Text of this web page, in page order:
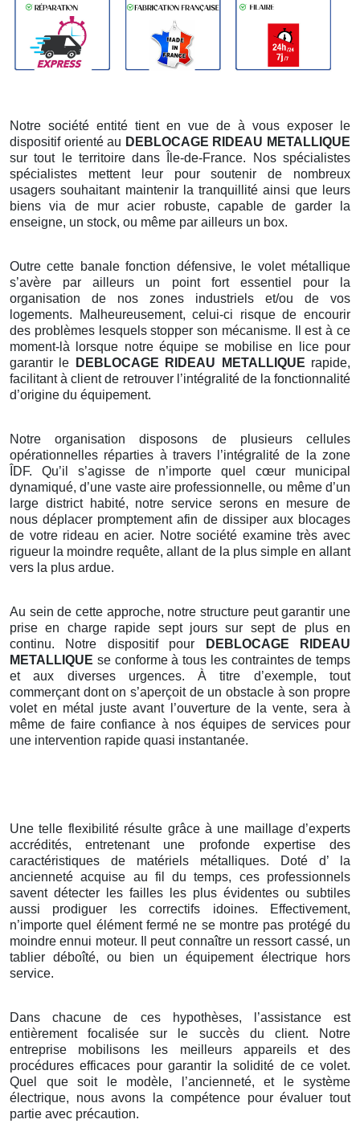
Notre société entité tient en vue de à vous exposer le
dispositif orienté au DEBLOCAGE RIDEAU METALLIQUE
sur tout le territoire dans Île-de-France. Nos spécialistes
spécialistes mettent leur pour soutenir de nombreux
usagers souhaitant maintenir la tranquillité ainsi que leurs
biens via de mur acier robuste, capable de garder la
enseigne, un stock, ou même par ailleurs un box.
Outre cette banale fonction défensive, le volet métallique
s’avère par ailleurs un point fort essentiel pour la
organisation de nos zones industriels et/ou de vos
logements. Malheureusement, celui-ci risque de encourir
des problèmes lesquels stopper son mécanisme. Il est à ce
moment-là lorsque notre équipe se mobilise en lice pour
garantir le
DEBLOCAGE RIDEAU METALLIQUE rapide,
facilitant à client de retrouver l’intégralité de la fonctionnalité
d’origine du équipement.
Notre organisation disposons de plusieurs cellules
opérationnelles réparties à travers l’intégralité de la zone
ÎDF. Qu’il s’agisse de n’importe quel cœur municipal
dynamiqué, d’une vaste aire professionnelle, ou même d’un
large district habité, notre service serons en mesure de
nous déplacer promptement afin de dissiper aux blocages
de votre rideau en acier. Notre société examine très avec
rigueur la moindre requête, allant de la plus simple en allant
vers la plus ardue.
Au sein de cette approche, notre structure peut garantir une
prise en charge rapide sept jours sur sept de plus en
continu. Notre dispositif pour
DEBLOCAGE RIDEAU
METALLIQUE se conforme à tous les contraintes de temps
et aux diverses urgences. À titre d’exemple, tout
commerçant dont on s’aperçoit de un obstacle à son propre
volet en métal juste avant l’ouverture de la vente, sera à
même de faire confiance à nos équipes de services pour
une intervention rapide quasi instantanée.
Une telle flexibilité résulte grâce à une maillage d’experts
accrédités, entretenant une profonde expertise des
caractéristiques de matériels métalliques. Doté d’ la
ancienneté acquise au fil du temps, ces professionnels
savent détecter les failles les plus évidentes ou subtiles
aussi prodiguer les correctifs idoines. Effectivement,
n’importe quel élément fermé ne se montre pas protégé du
moindre ennui moteur. Il peut connaître un ressort cassé, un
tablier déboîté, ou bien un équipement électrique hors
service.
Dans chacune de ces hypothèses, l’assistance est
entièrement focalisée sur le succès du client. Notre
entreprise mobilisons les meilleurs appareils et des
procédures efficaces pour garantir la solidité de ce volet.
Quel que soit le modèle, l’ancienneté, et le système
électrique, nous avons la compétence pour évaluer tout
partie avec précaution.